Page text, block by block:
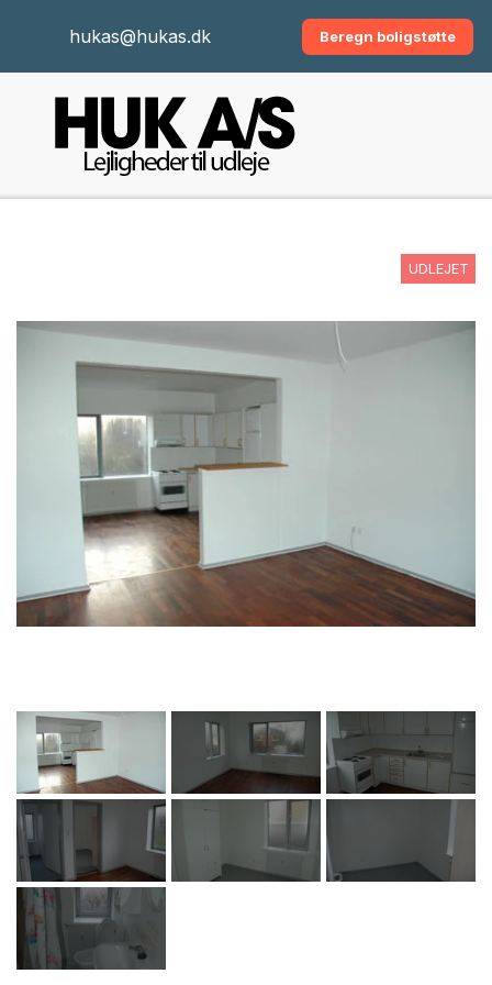
hukas@hukas.dk Beregn boligstøtte
UDLEJET